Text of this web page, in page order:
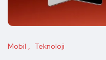
Mobil Teknoloji